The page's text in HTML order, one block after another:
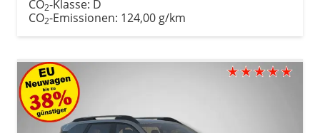
CO2-Klasse: D
CO2-Emissionen: 124,00 g/km